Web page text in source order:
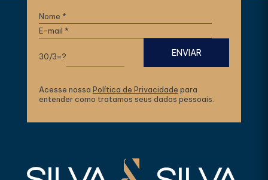
30/3=?
Acesse nossa Política de Privacidade para
entender como tratamos seus dados pessoais.